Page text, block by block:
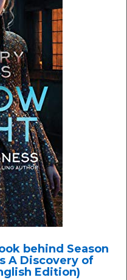
behind Season
A Discovery of
Edition)